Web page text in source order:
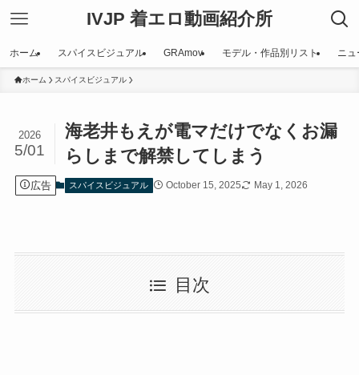
IVJP 着エロ動画紹介所
ホーム スパイスビジュアル GRAmov モデル・作品別リスト ニュ
ホーム スパイスビジュアル
海老井もえが電マだけでなくお漏
らしまで解禁してしまう
2026
5/01
広告 スパイスビジュアル October 15, 2025 May 1, 2026
目次